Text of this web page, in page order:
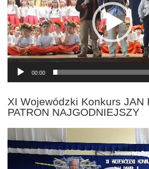
00:00
XI Wojewódzki Konkurs JAN
PATRON NAJGODNIEJSZY
Odtwarzacz
video